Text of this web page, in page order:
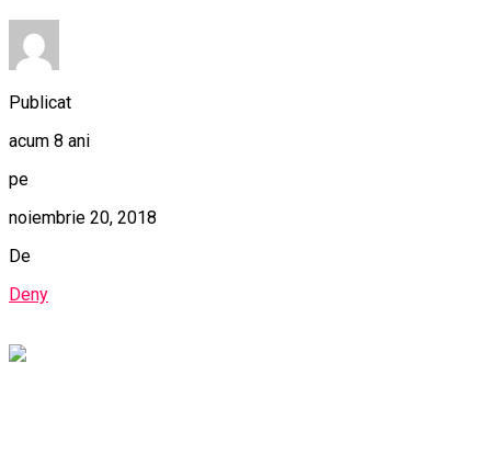
Publicat
acum 8 ani
pe
noiembrie 20, 2018
De
Deny